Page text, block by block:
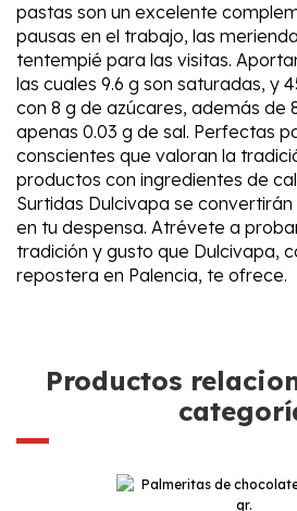
pastas son un excelente
pausas en el trabajo, las
tentempié para las visitas.
las cuales 9.6 g son saturadas, y
con 8 g de azúcares, además de
apenas 0.03 g de sal. Perfectas
conscientes que valoran la
productos con ingredientes de
Surtidas Dulcivapa se
en tu despensa. Atrévete a
tradición y gusto que Dulcivapa,
repostera en Palencia, te ofrece.
Productos